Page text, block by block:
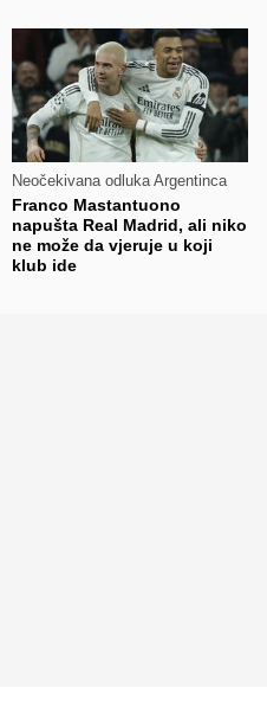
Neočekivana odluka Argentinca
Franco Mastantuono
napušta Real Madrid, ali niko
ne može da vjeruje u koji
klub ide